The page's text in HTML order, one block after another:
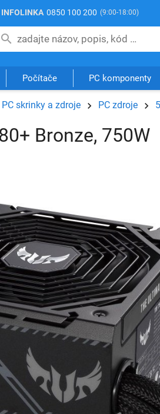
INFOLINKA 0850 100 200 (9:00-18:00)
Počítače PC komponenty
PC skrinky a zdroje PC zdroje
Bronze, 750W